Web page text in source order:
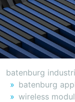
batenburg
batenburg
wireless